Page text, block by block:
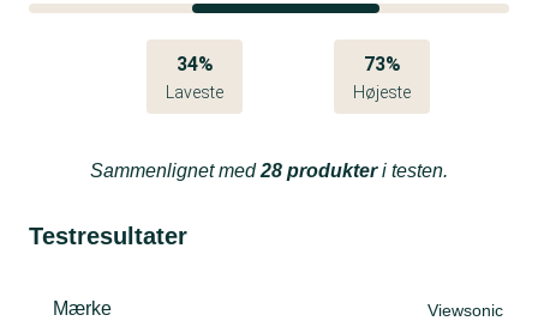
34%
Laveste
73%
Højeste
Sammenlignet med28 produkteri testen.
Testresultater
Mærke Viewsonic